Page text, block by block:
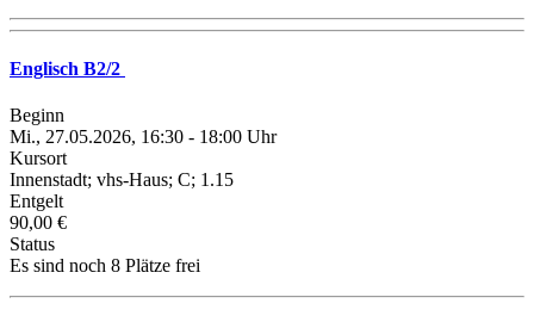
Englisch B2/2
Beginn
Mi., 27.05.2026, 16:30 - 18:00 Uhr
Kursort
Innenstadt; vhs-Haus; C; 1.15
Entgelt
90,00 €
Status
Es sind noch 8 Plätze frei